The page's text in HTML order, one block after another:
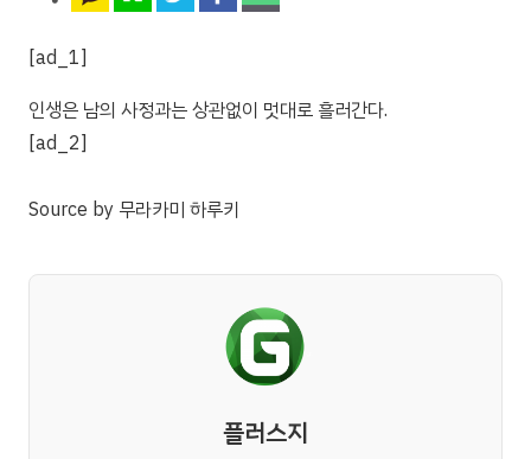
[ad_1]
인생은 남의 사정과는 상관없이 멋대로 흘러간다.
[ad_2]
Source by 무라카미 하루키
플러스지